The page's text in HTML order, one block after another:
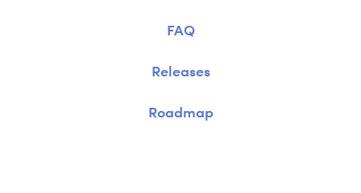
FAQ
Releases
Roadmap